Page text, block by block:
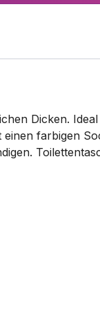
Dicken.
farbigen